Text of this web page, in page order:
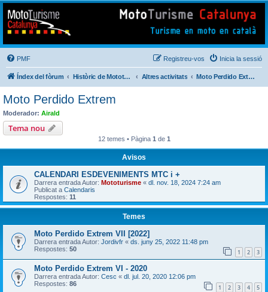
Mototurisme
Turisme en moto en català
PMF Inicia la sessió
Registreu-vos
Índex del fòrum Històric de Mototurisme Altres activitats Moto Perdido Extrem
Moto Perdido Extrem
Moderador: Airald
Tema nou
12 temes • Pàgina 1 de 1
Avisos
CALENDARI ESDEVENIMENTS MTC i +
Darrera entrada Autor: Mototurisme « dl. nov. 18, 2024 7:24 am
Publicat a Calendaris
Respostes: 11
Temes
Moto Perdido Extrem VII [2022]
Darrera entrada Autor: Jordivfr « ds. juny 25, 2022 11:48 pm
Respostes: 50 1 2 3
Moto Perdido Extrem VI - 2020
Darrera entrada Autor: Cesc « dl. jul. 20, 2020 12:06 pm
Respostes: 86 1 2 3 4 5